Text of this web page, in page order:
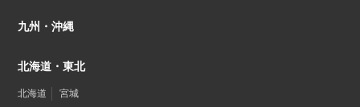
九州・沖縄
北海道・東北
北海道 宮城